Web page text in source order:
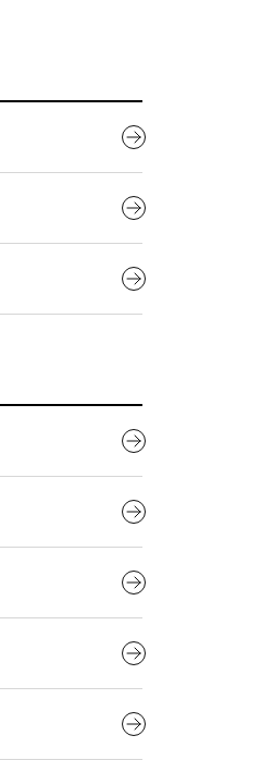
ース
≒合格）
掲出
この時期は受験生の安全（≒
と頑張る受験生の背中をそっ
、単語カードのように整理し
ことで、受験当日の緊張に寄
セヨビ）」の英語講師に監修